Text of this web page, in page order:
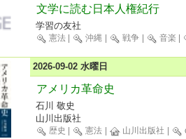
文学に読む日本人権紀行
学習の友社
憲法 沖縄 戦争 音楽
2026-09-02 水曜日
アメリカ革命史
石川 敬史
山川出版社
歴史 憲法 山川出版社